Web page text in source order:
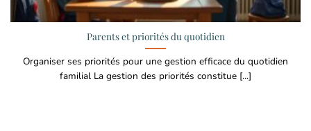
Parents et priorités du quotidien
Organiser ses priorités pour une gestion efficace du quotidien
familial La gestion des priorités constitue [...]